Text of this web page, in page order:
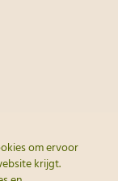
om ervoor
krijgt.